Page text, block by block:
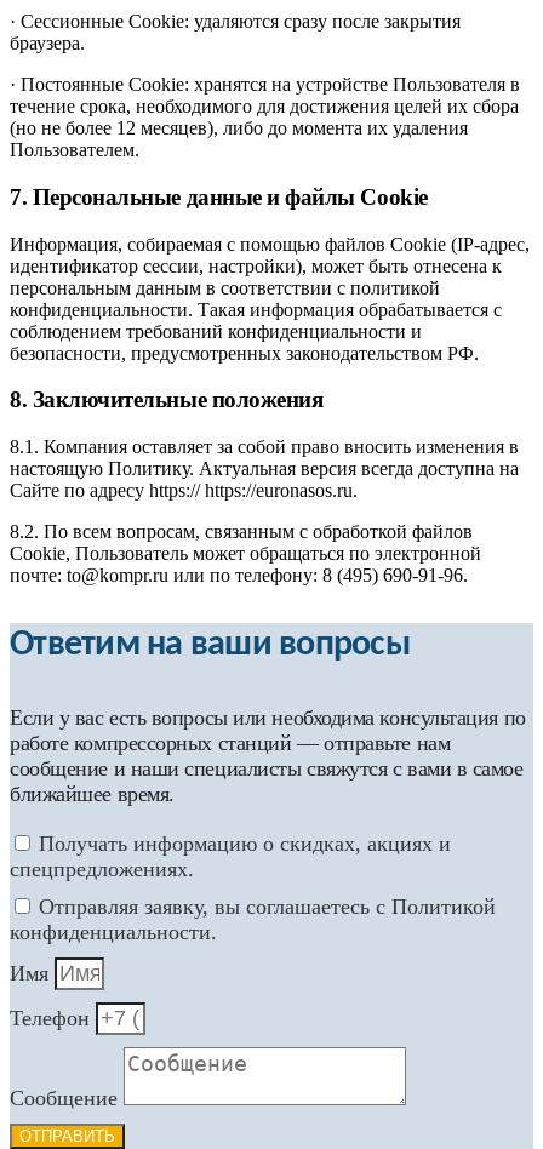
· Сессионные Cookie: удаляются сразу после закрытия
браузера.
· Постоянные Cookie: хранятся на устройстве Пользователя в
течение срока, необходимого для достижения целей их сбора
(но не более 12 месяцев), либо до момента их удаления
Пользователем.
7. Персональные данные и файлы Cookie
Информация, собираемая с помощью файлов Cookie (IP-адрес,
идентификатор сессии, настройки), может быть отнесена к
персональным данным в соответствии с политикой
конфиденциальности. Такая информация обрабатывается с
соблюдением требований конфиденциальности и
безопасности, предусмотренных законодательством РФ.
8. Заключительные положения
8.1. Компания оставляет за собой право вносить изменения в
настоящую Политику. Актуальная версия всегда доступна на
Сайте по адресу https:// https://euronasos.ru.
8.2. По всем вопросам, связанным с обработкой файлов
Cookie, Пользователь может обращаться по электронной
почте: to@kompr.ru или по телефону: 8 (495) 690-91-96.
Ответим на ваши вопросы
Если у вас есть вопросы или необходима консультация по
работе компрессорных станций — отправьте нам
сообщение и наши специалисты свяжутся с вами в самое
ближайшее время.
Получать информацию о скидках, акциях и
спецпредложениях.
Отправляя заявку, вы соглашаетесь с Политикой
конфиденциальности.
Имя
Телефон
Сообщение
ОТПРАВИТЬ